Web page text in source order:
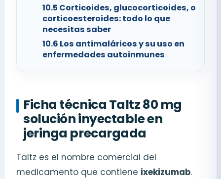
10.5 Corticoides, glucocorticoides, o
corticoesteroides: todo lo que
necesitas saber
10.6 Los antimaláricos y su uso en
enfermedades autoinmunes
Ficha técnica Taltz 80 mg
solución inyectable en
jeringa precargada
Taltz es el nombre comercial del
medicamento que contiene ixekizumab.